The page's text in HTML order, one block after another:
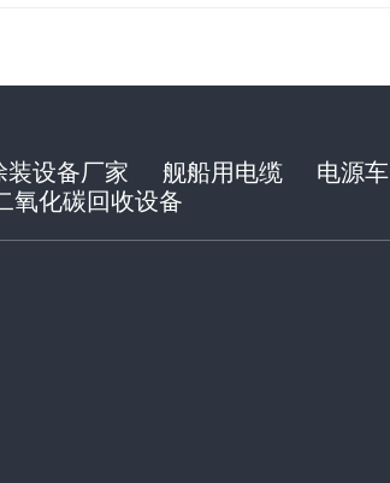
装设备厂家 舰船用电缆 电源车
氧化碳回收设备